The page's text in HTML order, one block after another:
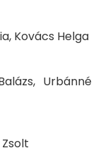
Kovács Helga
Urbánné